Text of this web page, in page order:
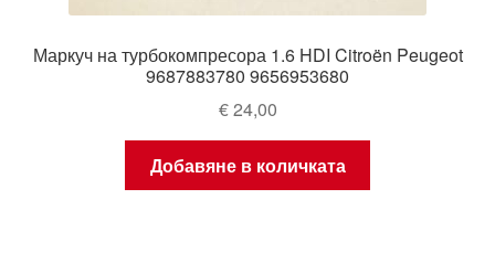
Маркуч на турбокомпресора 1.6 HDI Citroën Peugeot
9687883780 9656953680
€24,00
Добавяне в количката